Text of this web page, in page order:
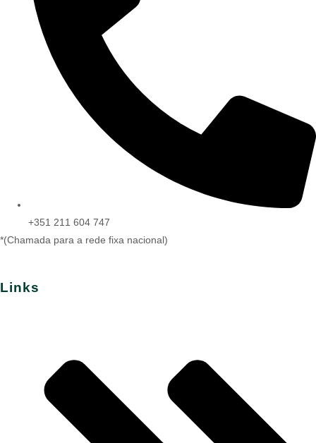
+351 211 604 747
*(Chamada para a rede fixa nacional)
Links